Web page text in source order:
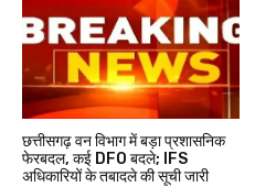
छत्तीसगढ़ वन विभाग में बड़ा प्रशासनिक
फेरबदल, कई DFO बदले; IFS
अधिकारियों के तबादले की सूची जारी